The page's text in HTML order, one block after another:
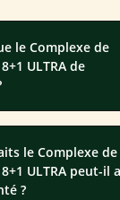
le Complexe de
ULTRA de
le Complexe de
ULTRA peut-il
?